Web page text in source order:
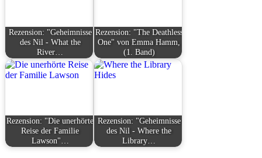
Rezension: "Geheimnisse
des Nil - What the
River…
Rezension: "The Deathless
One" von Emma Hamm,
(1. Band)
Rezension: "Die unerhörte
Reise der Familie
Lawson"…
Rezension: "Geheimnisse
des Nil - Where the
Library…